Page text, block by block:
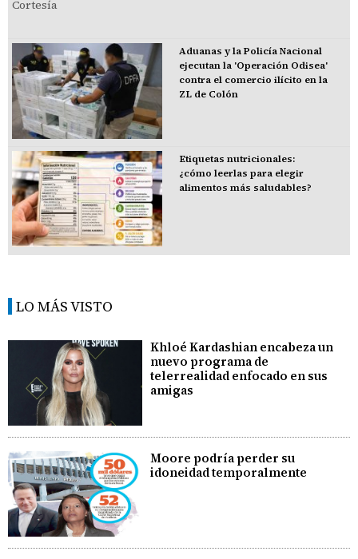
Aduanas y la Policía Nacional
ejecutan la 'Operación Odisea'
contra el comercio ilícito en la
ZL de Colón
Etiquetas nutricionales:
¿cómo leerlas para elegir
alimentos más saludables?
LO MÁS VISTO
Khloé Kardashian encabeza un
nuevo programa de
telerrealidad enfocado en sus
amigas
Moore podría perder su
idoneidad temporalmente